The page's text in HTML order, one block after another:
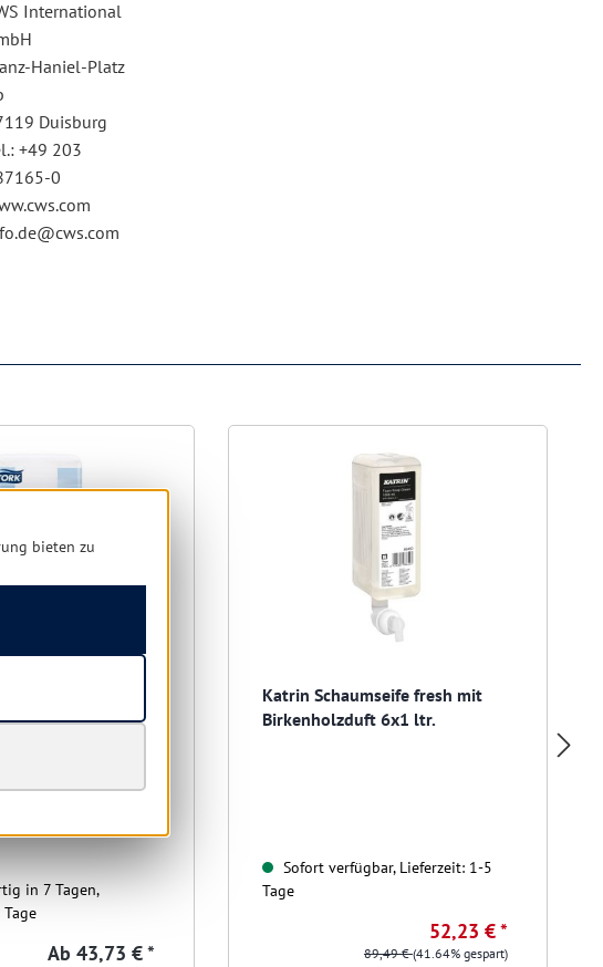
International
Haniel-Platz
Duisburg
+49 203
0
S5
in 7 Tagen,
Ab43,73 € *
Katrin Schaumseife fresh mit
Birkenholzduft 6x1 ltr.
Sofort verfügbar, Lieferzeit: 1-5
Tage
52,23 € *
89,49 €(41.64% gespart)
bieten zu